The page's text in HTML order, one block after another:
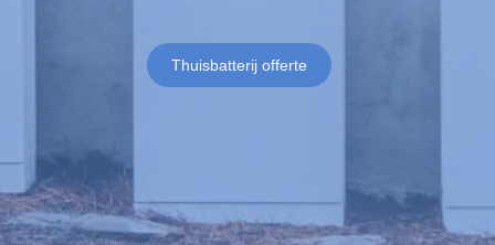
Thuisbatterij offerte